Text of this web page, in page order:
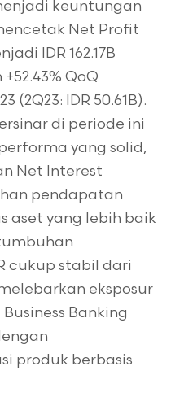
keuntungan
Net Profit
IDR 162.17B
+52.43% QoQ
(2Q23: IDR 50.61B).
di periode ini
yang solid,
Net Interest
pendapatan
aset yang lebih baik
cukup stabil dari
eksposur
Banking
produk berbasis